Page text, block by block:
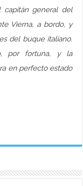
capitán general del
Vierna, a bordo, y
del buque italiano.
por fortuna, y la
en perfecto estado